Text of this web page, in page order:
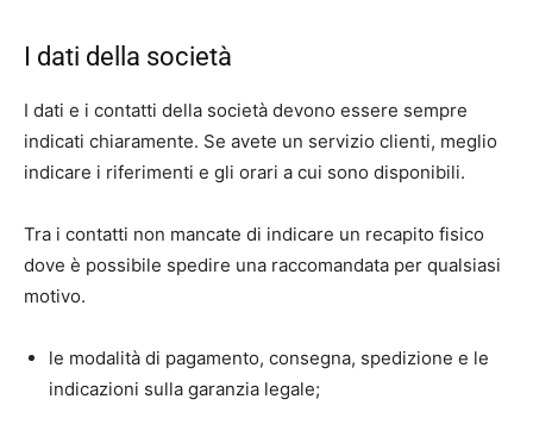
I dati della società
I dati e i contatti della società devono essere sempre
indicati chiaramente. Se avete un servizio clienti, meglio
indicare i riferimenti e gli orari a cui sono disponibili.
Tra i contatti non mancate di indicare un recapito fisico
dove è possibile spedire una raccomandata per qualsiasi
motivo.
le modalità di pagamento, consegna, spedizione e le
indicazioni sulla garanzia legale;